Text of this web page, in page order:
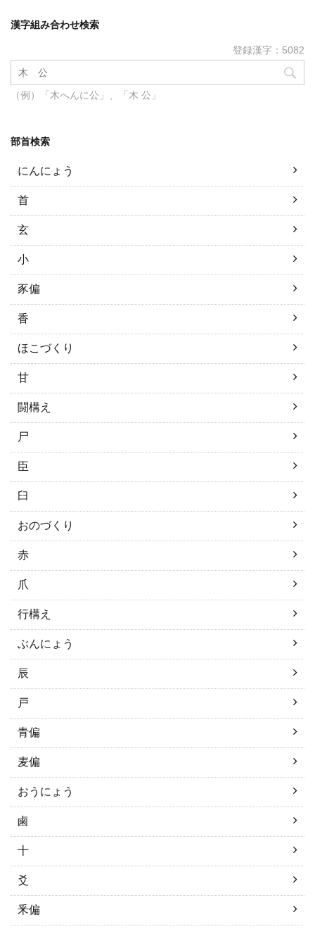
漢字組み合わせ検索
登録漢字：5082
（例）「木へんに公」、「木 公」
部首検索
にんにょう
首
玄
小
豕偏
香
ほこづくり
甘
闘構え
尸
臣
臼
おのづくり
赤
爪
行構え
ぶんにょう
辰
戸
青偏
麦偏
おうにょう
鹵
十
爻
釆偏